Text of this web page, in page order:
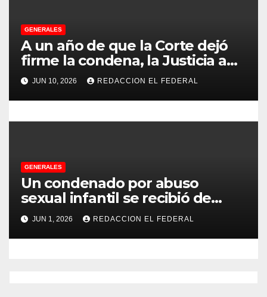
a
d
a
s
GENERALES
A un año de que la Corte dejó
firme la condena, la Justicia aún
no pudo decomisarle ni un peso
a CFK
JUN 10, 2026 REDACCION EL FEDERAL
GENERALES
Un condenado por abuso
sexual infantil se recibió de
psicopedagogo dentro del
Servicio Penitenciario de La
Rioja
JUN 1, 2026 REDACCION EL FEDERAL